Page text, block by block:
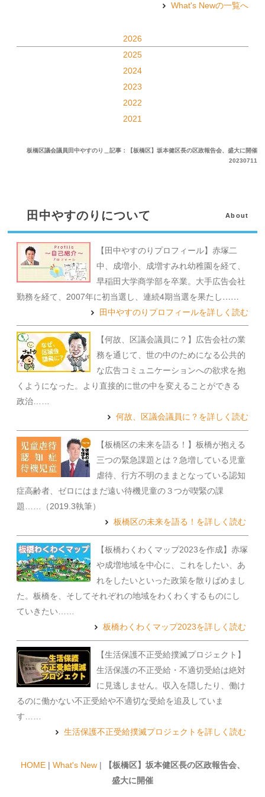
What's Newの一覧へ
2026
2025
2024
2023
2022
2021
板橋区議会議員田中やすのり＿記事：【板橋区】坂本健区長の区政報告会、盛大に開催
20230711
田中やすのりについて About
【田中やすのりプロフィール】赤塚二
中、成増小、成増すみれ幼稚園を経て、
早稲田大学商学部を卒業。大手広告会社
勤務を経て、2007年に初当選し、連続4期当選を果たし……
田中やすのりプロフィールを詳しく読む
【何故、区議会議員に？】広告会社の業
務を通じて、世の中のためになる公共的
な広告コミュニケーションへの欲求を抱
くようになった。より直接的に世の中を変えることができる
政治……
何故、区議会議員に？を詳しく読む
【板橋区の未来を語る！】板橋が抱える
三つの緊急課題とは？急増している児童
虐待、行方不明のままとなっている認知
症高齢者、ゼロにはまだ遠い待機児童の３つが喫緊の課
題……（2019.3執筆）
板橋区の未来を語る！を詳しく読む
【板橋わくわくマップ2023を作成】赤塚
や成増地域を中心に、これをしたい、あ
れをしたいといった政策を散りばめまし
た。板橋を、そしてそれぞれの地域をわくわくするものにし
ていきたい……
板橋わくわくマップ2023を詳しく読む
【生活保護不正受給撲滅プロジェクト】
生活保護の不正受給・不適切受給は絶対
に見逃しません。収入を隠したり、働け
るのに働かない不正受給や不適切な受給を追及していま
す……
生活保護不正受給撲滅プロジェクトを詳しく読む
HOME| What's New|
【板橋区】坂本健区長の区政報告会、
盛大に開催